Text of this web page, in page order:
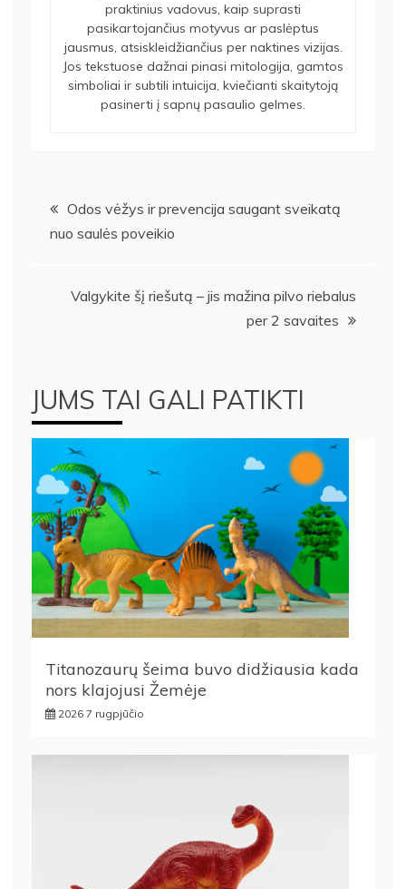
praktinius vadovus, kaip suprasti
pasikartojančius motyvus ar paslėptus
jausmus, atsiskleidžiančius per naktines vizijas.
Jos tekstuose dažnai pinasi mitologija, gamtos
simboliai ir subtili intuicija, kviečianti skaitytoją
pasinerti į sapnų pasaulio gelmes.
Navigacija
tarp
įrašų
Odos vėžys ir prevencija saugant sveikatą
nuo saulės poveikio
Valgykite šį riešutą – jis mažina pilvo riebalus
per 2 savaites
JUMS TAI GALI PATIKTI
Titanozaurų šeima buvo didžiausia kada
nors klajojusi Žemėje
2026 7 rugpjūčio